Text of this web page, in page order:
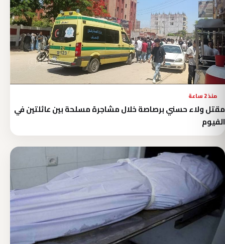
منذ 2 ساعة
مقتل ولاء حسني برصاصة خلال مشاجرة مسلحة بين عائلتين في
الفيوم